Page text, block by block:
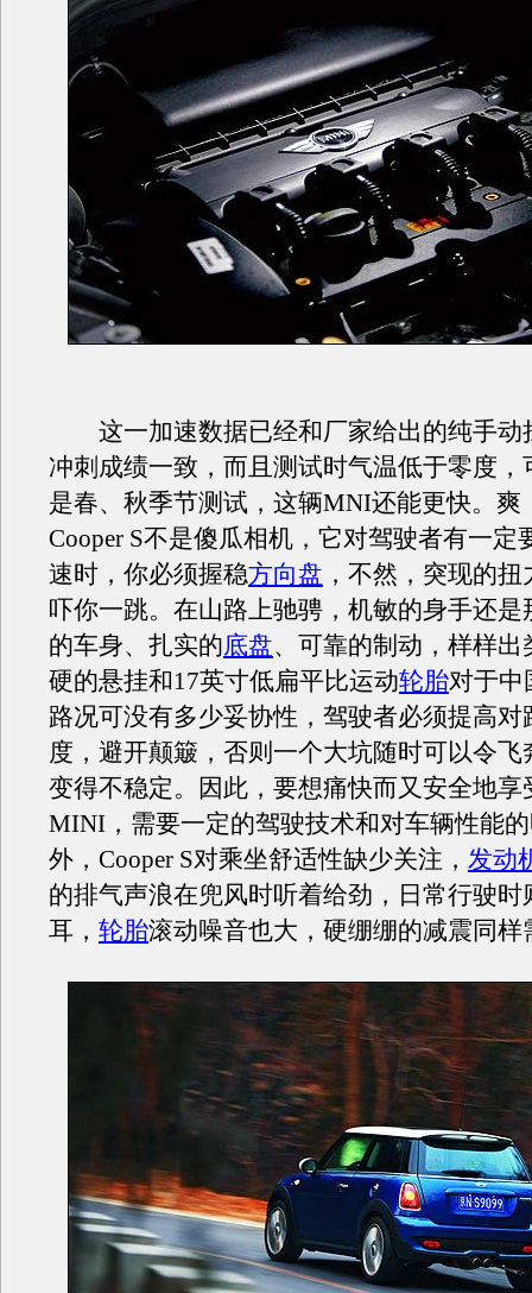
这一加速数据已经和厂家给出的纯手动
冲刺成绩一致，而且测试时气温低于零度，
是春、秋季节测试，这辆MNI还能更快。爽
Cooper S不是傻瓜相机，它对驾驶者有一定
速时，你必须握稳方向盘 ，不然，突现的
吓你一跳。在山路上驰骋，机敏的身手还是
的车身、扎实的底盘、可靠的制动，样样出
硬的悬挂和17英寸低扁平比运动轮胎对于中
路况可没有多少妥协性，驾驶者必须提高对
度，避开颠簸，否则一个大坑随时可以令飞
变得不稳定。因此，要想痛快而又安全地享
MINI，需要一定的驾驶技术和对车辆性能
外，Cooper S对乘坐舒适性缺少关注， 发动
的排气声浪在兜风时听着给劲，日常行驶时
耳， 轮胎滚动噪音也大，硬绷绷的减震同样